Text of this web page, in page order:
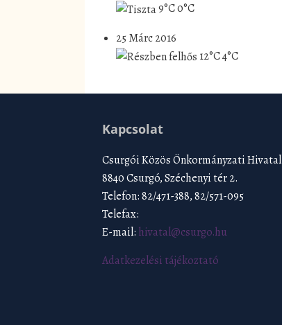
9°C0°C
25 Márc 2016
12°C4°C
Kapcsolat
Csurgói Közös Önkormányzati Hivatal
8840 Csurgó, Széchenyi tér 2.
Telefon: 82/471-388, 82/571-095
Telefax:
E-mail: hivatal@csurgo.hu
Adatkezelési tájékoztató